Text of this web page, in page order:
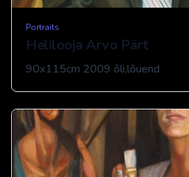
Portraits
Helilooja Arvo Pärt
90x115cm 2009 õli,lõuend